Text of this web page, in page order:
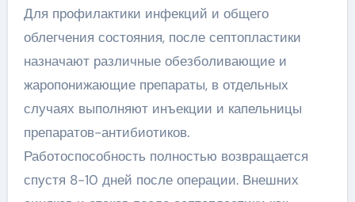
Для профилактики инфекций и общего
облегчения состояния, после септопластики
назначают различные обезболивающие и
жаропонижающие препараты, в отдельных
случаях выполняют инъекции и капельницы
препаратов-антибиотиков.
Работоспособность полностью возвращается
спустя 8-10 дней после операции. Внешних